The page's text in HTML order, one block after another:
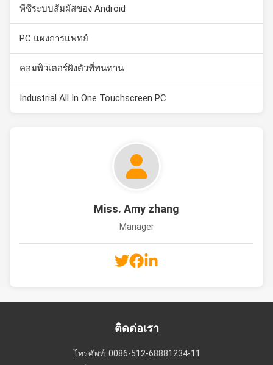
พีซีระบบสัมผัสของ Android
PC แผงการแพทย์
คอมพิวเตอร์ฝังตัวที่ทนทาน
Industrial All In One Touchscreen PC
Miss. Amy zhang
Manager
ติดต่อเรา
โทรศัพท์: 0086-512-68881234-11